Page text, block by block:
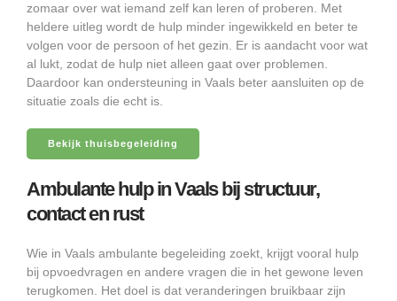
zomaar over wat iemand zelf kan leren of proberen. Met
heldere uitleg wordt de hulp minder ingewikkeld en beter te
volgen voor de persoon of het gezin. Er is aandacht voor wat
al lukt, zodat de hulp niet alleen gaat over problemen.
Daardoor kan ondersteuning in Vaals beter aansluiten op de
situatie zoals die echt is.
Bekijk thuisbegeleiding
Ambulante hulp in Vaals bij structuur,
contact en rust
Wie in Vaals ambulante begeleiding zoekt, krijgt vooral hulp
bij opvoedvragen en andere vragen die in het gewone leven
terugkomen. Het doel is dat veranderingen bruikbaar zijn